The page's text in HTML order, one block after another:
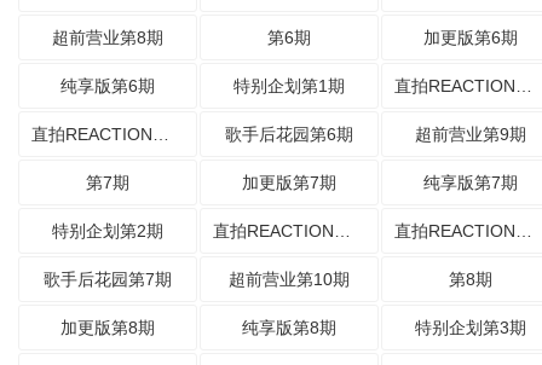
超前营业第8期 第6期 加更版第6期
纯享版第6期 特别企划第1期
歌手后花园第6期 超前营业第9期
第7期 加更版第7期 纯享版第7期
特别企划第2期
歌手后花园第7期 超前营业第10期 第8期
加更版第8期 纯享版第8期 特别企划第3期